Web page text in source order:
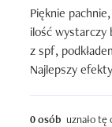
Pięknie
ilość wystarczy
z spf,
Najlepszy
0 osób uznało